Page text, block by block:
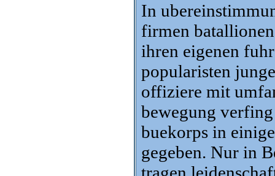
In
firmen
ihren eigenen
popularisten
offiziere mit
bewegung
buekorps in
gegeben. Nur in